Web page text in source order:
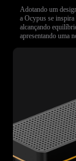
Adotando um
a Ocypus se
alcançando
apresentando uma